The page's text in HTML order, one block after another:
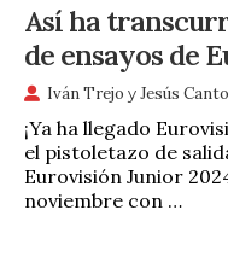
Así ha
de ensayos de
Iván Trejo yJesús Canto
¡Ya ha llegado
el pistoletazo de
Eurovisión Junior
noviembre con …